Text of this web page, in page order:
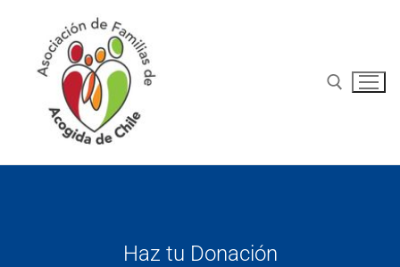
Haz tu Donación